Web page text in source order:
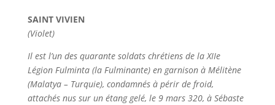
SAINT VIVIEN
(Violet)
Il est l’un des quarante soldats chrétiens de la XIIe
Légion Fulminta (la Fulminante) en garnison à Mélitène
(Malatya – Turquie), condamnés à périr de froid,
attachés nus sur un étang gelé, le 9 mars 320, à Sébaste